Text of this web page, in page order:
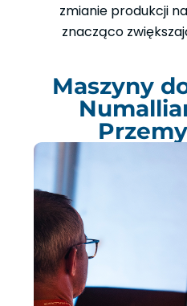
zmianie produkcji
znacząco
Maszyny